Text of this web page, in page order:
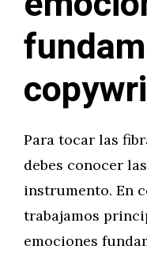
Para tocar las
debes conocer
instrumento. En
trabajamos
emociones